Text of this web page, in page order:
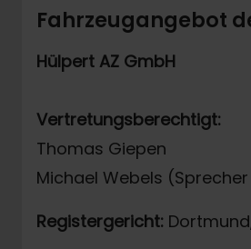
Fahrzeugangebot
Hülpert AZ GmbH
Vertretungsberechtigt:
Thomas Giepen
Michael Webels
Registergericht: Dortmund,